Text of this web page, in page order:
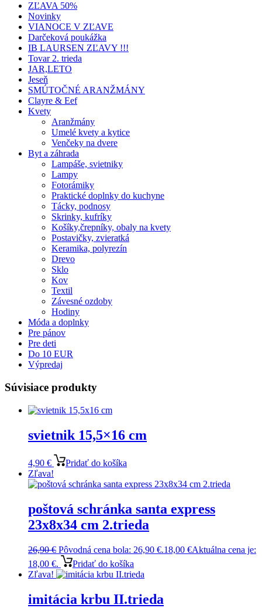
ZĽAVA 50%
Novinky
VIANOCE V ZĽAVE
Darčeková poukážka
IB LAURSEN ZĽAVY !!!
Tovar 2. trieda
JAR,LETO
Jeseň
SMÚTOČNÉ ARANŽMÁNY
Clayre & Eef
Kvety
Aranžmány
Umelé kvety a kytice
Venčeky na dvere
Byt a záhrada
Lampáše, svietniky
Lampy
Fotorámiky
Praktické doplnky do kuchyne
Tácky, podnosy
Skrinky, kufríky
Košíky,črepníky, obaly na kvety
Postavičky, zvieratká
Keramika, polyrezín
Drevo
Sklo
Kov
Textil
Závesné ozdoby
Hodiny
Móda a doplnky
Pre pánov
Pre deti
Do 10 EUR
Výpredaj
Súvisiace produkty
svietnik 15,5×16 cm
4,90 €
Pridať do košíka
Zľava!
poštová schránka santa express
23x8x34 cm 2.trieda
26,90€ Pôvodná cena bola: 26,90 €.18,00 €Aktuálna cena je:
18,00 €.
Pridať do košíka
Zľava!
imitácia krbu II.trieda